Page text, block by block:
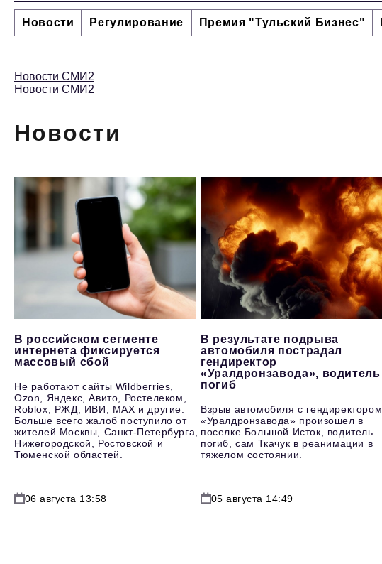
Новости Регулирование Премия "Тульский Бизнес"
Новости СМИ2
Новости СМИ2
Новости
В российском сегменте
интернета фиксируется
массовый сбой
Не работают сайты Wildberries,
Ozon, Яндекс, Авито, Ростелеком,
Roblox, РЖД, ИВИ, MAX и другие.
Больше всего жалоб поступило от
жителей Москвы, Санкт-Петербурга,
Нижегородской, Ростовской и
Тюменской областей.
06 августа 13:58
В результате подрыва
автомобиля пострадал
гендиректор
«Уралдронзавода», водитель
погиб
Взрыв автомобиля с гендиректором
«Уралдронзавода» произошел в
поселке Большой Исток, водитель
погиб, сам Ткачук в реанимации в
тяжелом состоянии.
05 августа 14:49